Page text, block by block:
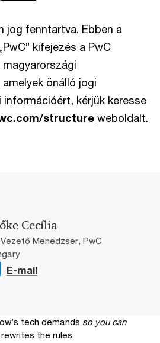
jog fenntartva. Ebben a
kifejezés a PwC
önálló jogi
információért, kérjük keresse
structure weboldalt.
Cecília
Menedzser, PwC
E-mail
tech demands so you can
the rules